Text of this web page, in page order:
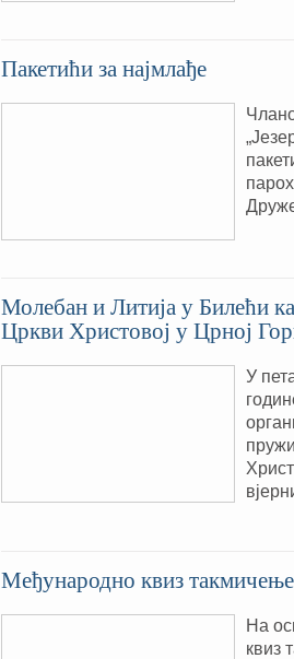
Пакетићи за најмлађе
Молебан и Литија у Билећи
Цркви Христовој у Црној
У
Међународно квиз
На
квиз